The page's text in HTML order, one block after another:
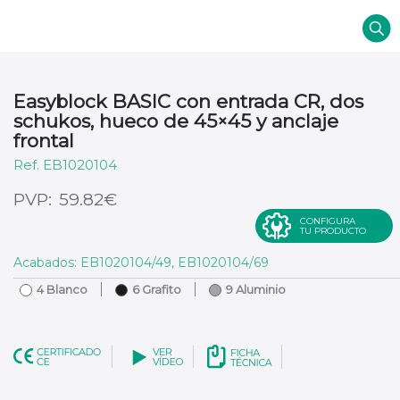
Easyblock BASIC con entrada CR, dos
schukos, hueco de 45×45 y anclaje
frontal
59.82€
EB1020104
CONFIGURA
TU PRODUCTO
Acabados: EB1020104/49, EB1020104/69
4 Blanco 6 Grafito 9 Aluminio